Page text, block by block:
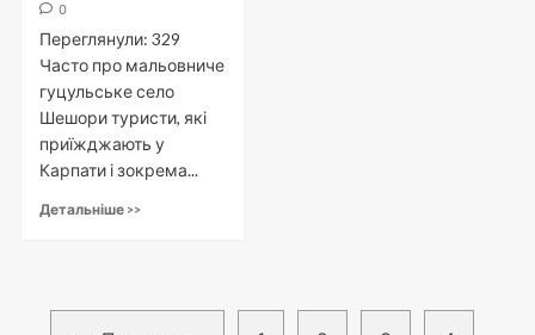
0
Переглянули: 329
Часто про мальовниче
гуцульське село
Шешори туристи, які
приїжджають у
Карпати і зокрема...
Детальніше >>
Пагінація